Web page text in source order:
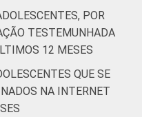
POR
TESTEMUNHADA
12 MESES
QUE SE
NA INTERNET